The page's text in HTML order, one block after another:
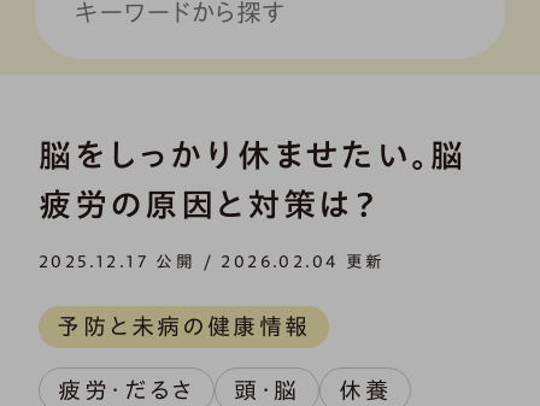
脳をしっかり休ませたい。脳
疲労の原因と対策は？
2025.12.17 公開 / 2026.02.04 更新
予防と未病の健康情報
疲労・だるさ 頭・脳 休養